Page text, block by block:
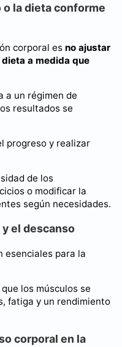
la dieta conforme
corporal es no ajustar
a medida que
a un régimen de
resultados se
progreso y realizar
de los
o modificar la
según necesidades.
el descanso
esenciales para la
los músculos se
fatiga y un rendimiento
corporal en la